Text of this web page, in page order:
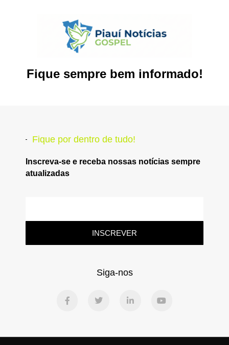
Fique sempre bem informado!
Fique por dentro de tudo!
Inscreva-se e receba nossas notícias sempre
atualizadas
INSCREVER
Siga-nos